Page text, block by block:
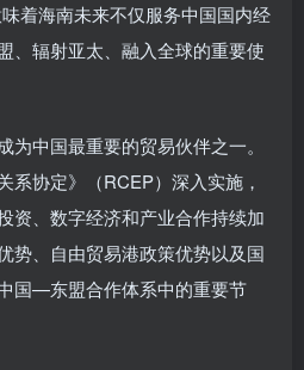
着海南未来不仅服务中国国内经
、辐射亚太、融入全球的重要使
中国最重要的贸易伙伴之一。
系协定》（RCEP）深入实施，
资、数字经济和产业合作持续加
势、自由贸易港政策优势以及国
国—东盟合作体系中的重要节